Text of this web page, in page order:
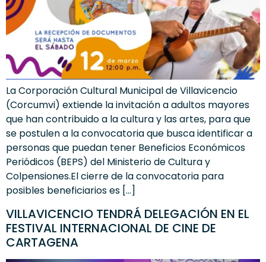
La Corporación Cultural Municipal de Villavicencio
(Corcumvi) extiende la invitación a adultos mayores
que han contribuido a la cultura y las artes, para que
se postulen a la convocatoria que busca identificar a
personas que puedan tener Beneficios Económicos
Periódicos (BEPS) del Ministerio de Cultura y
Colpensiones.El cierre de la convocatoria para
posibles beneficiarios es […]
VILLAVICENCIO TENDRÁ DELEGACIÓN EN EL
FESTIVAL INTERNACIONAL DE CINE DE
CARTAGENA